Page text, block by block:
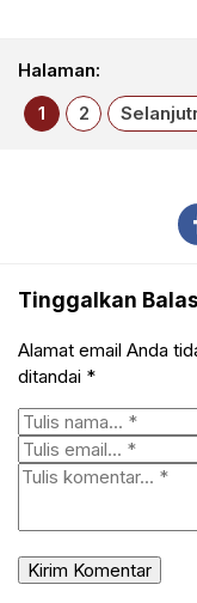
Halaman:
1
2
Tinggalkan
Alamat email Anda
ditandai *